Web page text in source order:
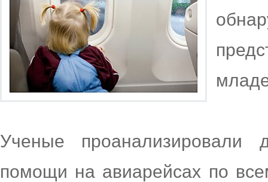
Ученые проанализировали
помощи на авиарейсах по